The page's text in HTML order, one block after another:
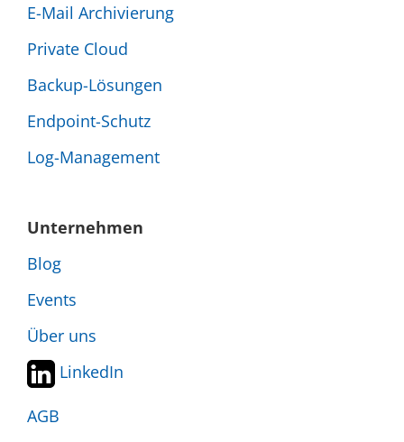
E-Mail Archivierung
Private Cloud
Backup-Lösungen
Endpoint-Schutz
Log-Management
Unternehmen
Blog
Events
Über uns
LinkedIn
AGB